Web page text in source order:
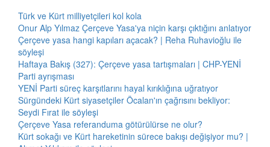
Türk ve Kürt milliyetçileri kol kola
Onur Alp Yılmaz Çerçeve Yasa'ya niçin karşı çıktığını anlatıyor
Çerçeve yasa hangi kapıları açacak? | Reha Ruhavioğlu ile
söyleşi
Haftaya Bakış (327): Çerçeve yasa tartışmaları | CHP-YENİ
Parti ayrışması
YENİ Parti süreç karşıtlarını hayal kırıklığına uğratıyor
Sürgündeki Kürt siyasetçiler Öcalan'ın çağrısını bekliyor:
Seydi Fırat ile söyleşi
Çerçeve Yasa referanduma götürülürse ne olur?
Kürt sokağı ve Kürt hareketinin sürece bakışı değişiyor mu? |